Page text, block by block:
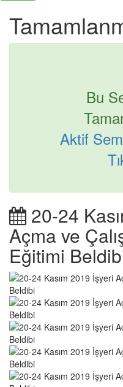
Bu
Aktif
20-24
Açma ve
Eğitimi